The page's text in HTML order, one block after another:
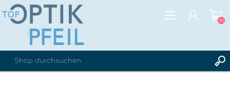
(0)